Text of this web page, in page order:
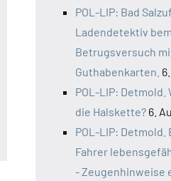
POL-LIP: Bad
Ladendetektiv
Betrugsversuch
Guthabenkarten.
POL-LIP: Detmold.
die Halskette? 6.
POL-LIP:
Fahrer
- Zeugenhinweise